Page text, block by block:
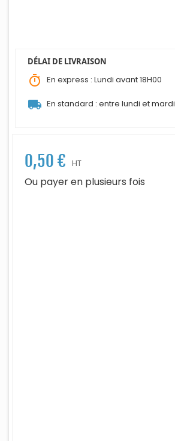
DÉLAI DE LIVRAISON
timer En express : Lundi avant 18H00
local_shipping En standard : entre lundi et mardi
0,50 € HT
Ou payer en plusieurs fois